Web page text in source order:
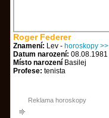
Roger Federer
Znamení: Lev - horoskopy >>
Datum narození: 08.08.1981
Místo narození Basilej
Profese: tenista
Reklama horoskopy